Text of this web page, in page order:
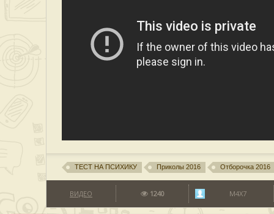
ТЕСТ НА ПСИХИКУ Приколы 2016 Отборочка 2016
ВИДЕО 1240 M4X7